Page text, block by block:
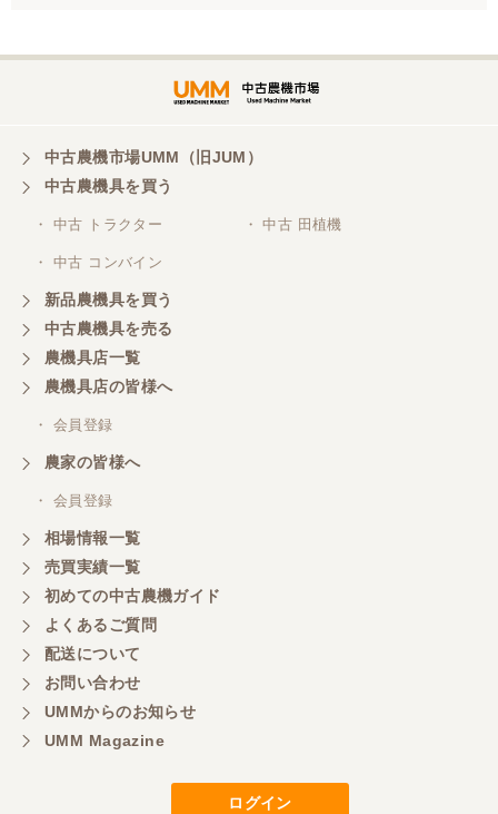
中古農機市場UMM（旧JUM）
中古農機具を買う
・ 中古 トラクター ・ 中古 田植機
・ 中古 コンバイン
新品農機具を買う
中古農機具を売る
農機具店一覧
農機具店の皆様へ
・ 会員登録
農家の皆様へ
・ 会員登録
相場情報一覧
売買実績一覧
初めての中古農機ガイド
よくあるご質問
配送について
お問い合わせ
UMMからのお知らせ
UMM Magazine
ログイン